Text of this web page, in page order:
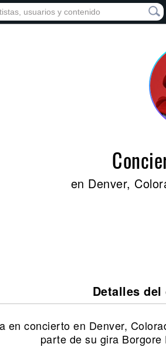
ARTISTAS RED SOCIAL MÚSICA
en Denver,
Detalles
en concierto en Denver,
parte de su gira